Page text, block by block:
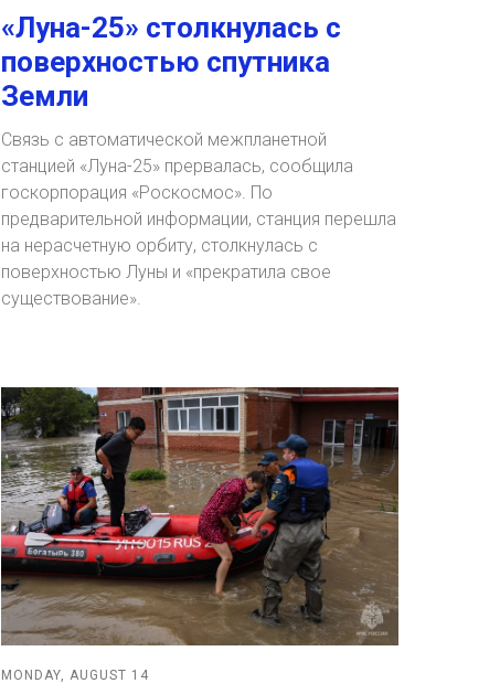
«Луна-25» столкнулась с
поверхностью спутника
Земли
Связь с автоматической межпланетной
станцией «Луна-25» прервалась, сообщила
госкорпорация «Роскосмос». По
предварительной информации, станция перешла
на нерасчетную орбиту, столкнулась с
поверхностью Луны и «прекратила свое
существование».
MONDAY, AUGUST 14